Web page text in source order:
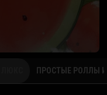
ПРОСТЫЕ РОЛЛЫ